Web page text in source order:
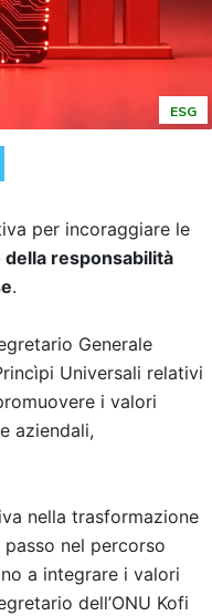
ESG
per incoraggiare le
responsabilità
.
Generale
Universali relativi
i valori
aziendali,
nella trasformazione
nel percorso
a integrare i valori
dell’ONU Kofi